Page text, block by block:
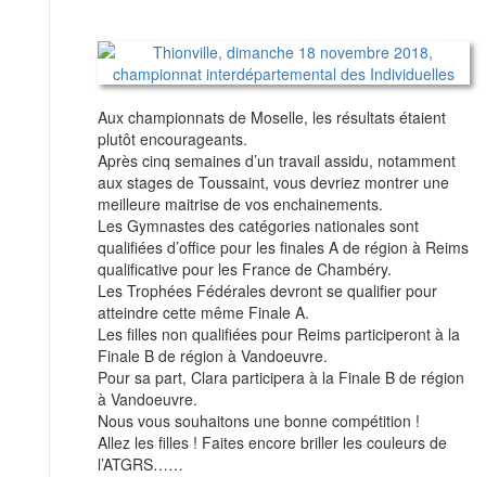
Aux championnats de Moselle, les résultats étaient
plutôt encourageants.
Après cinq semaines d’un travail assidu, notamment
aux stages de Toussaint, vous devriez montrer une
meilleure maitrise de vos enchainements.
Les Gymnastes des catégories nationales sont
qualifiées d’office pour les finales A de région à Reims
qualificative pour les France de Chambéry.
Les Trophées Fédérales devront se qualifier pour
atteindre cette même Finale A.
Les filles non qualifiées pour Reims participeront à la
Finale B de région à Vandoeuvre.
Pour sa part, Clara participera à la Finale B de région
à Vandoeuvre.
Nous vous souhaitons une bonne compétition !
Allez les filles ! Faites encore briller les couleurs de
l’ATGRS……